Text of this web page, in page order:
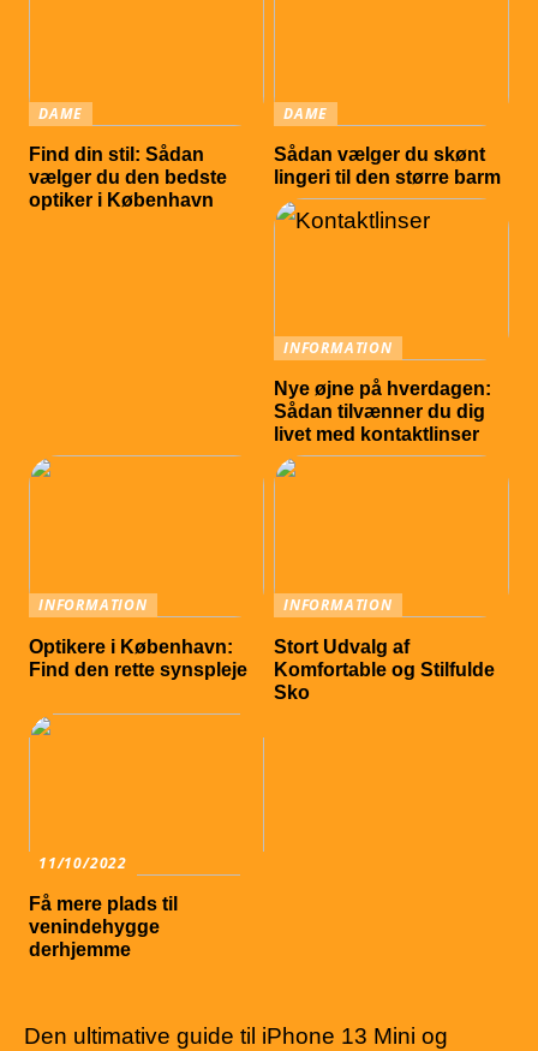
DAME
Find din stil: Sådan
vælger du den bedste
optiker i København
DAME
Sådan vælger du skønt
lingeri til den større barm
INFORMATION
Nye øjne på hverdagen:
Sådan tilvænner du dig
livet med kontaktlinser
INFORMATION
Optikere i København:
Find den rette synspleje
INFORMATION
Stort Udvalg af
Komfortable og Stilfulde
Sko
11/10/2022
Få mere plads til
venindehygge
derhjemme
Den ultimative guide til iPhone 13 Mini og